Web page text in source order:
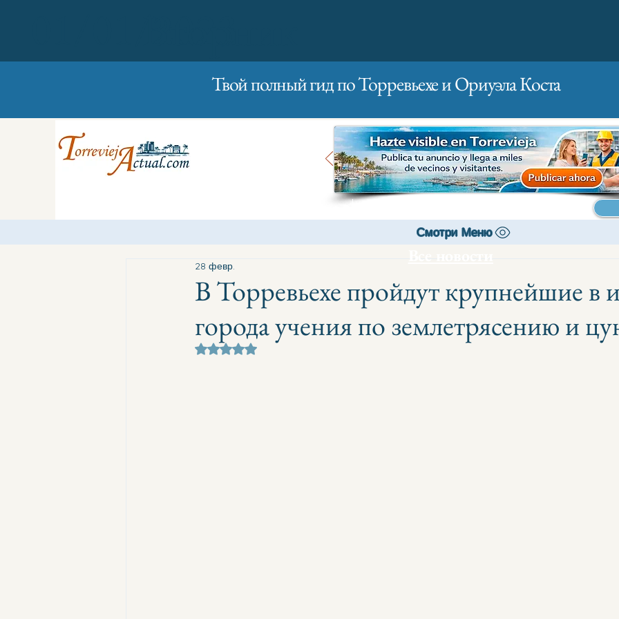
Твой полный гид по Торревьехе и Ориуэла Коста
Смотри Меню
В Торревьехе пройдут крупнейшие в
города учения по землетрясению и
28 февр.
Оценка: не число из 5 звезд.
Все новости